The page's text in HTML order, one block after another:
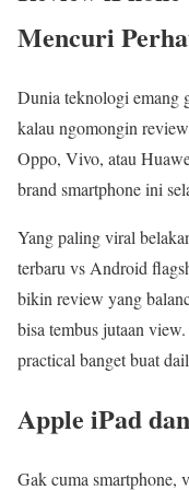
Mencuri
Dunia teknologi emang
kalau ngomongin
Oppo, Vivo, atau
brand smartphone ini
Yang paling viral
terbaru vs Android
bikin review yang
bisa tembus jutaan
practical banget buat
Apple iPad
Gak cuma smartphone,